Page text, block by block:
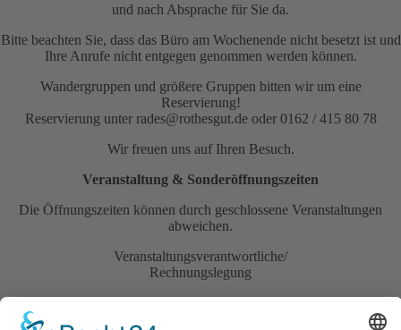
und nach Absprache für Sie da.
Bitte beachten Sie, dass das Büro am Wochenende nicht besetzt ist und
Ihre Anrufe nicht entgegen genommen werden können.
Wandergruppen und größere Gruppen bitten wir um eine
Reservierung!
Reservierung unter rades@rothesgut.de oder 0162 / 415 80 78
Wir freuen uns auf Ihren Besuch.
Veranstaltung & Sonderöffnungszeiten
Die Öffnungszeiten können durch geschlossene Veranstaltungen
abweichen.
Veranstaltungsverantwortliche/
Rechnungslegung